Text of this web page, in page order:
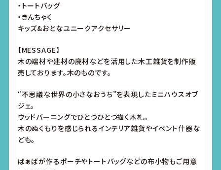
・トートバッグ
・きんちゃく
キッズ&おとなユニークアクセサリー
【MESSAGE】
木の端材や建材の廃材などを活用した木工雑貨を制作販
売しております。木のものです。
“不思議な世界の小さなおうち”を表現したミニハウスオブ
ジェ。
ウッドバーニングでひとつひとつ描く木札。
木のぬくもりを感じられるインテリア雑貨やイベント什器な
ども。
ばぁばが作るポーチやトートバッグなどの布小物もご用意